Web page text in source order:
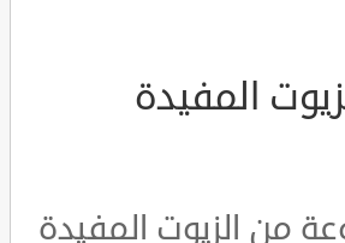
المفيدة
من الزيوت المفيدة